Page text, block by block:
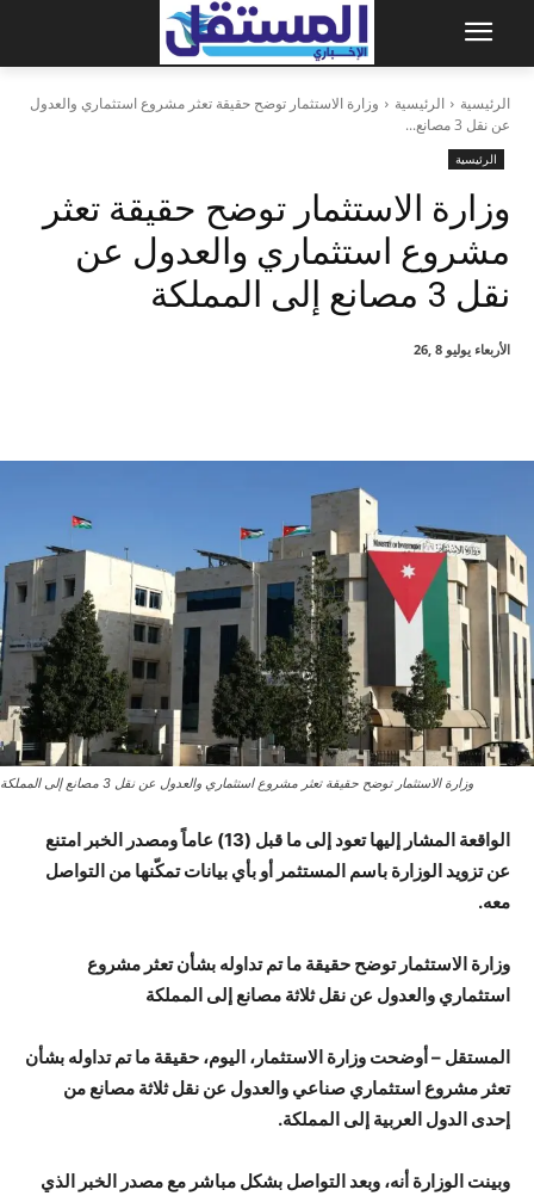
الرئيسية الرئيسية
وزارة الاستثمار توضح حقيقة تعثر مشروع استثماري والعدول
عن نقل 3 مصانع...
الرئيسية
وزارة الاستثمار توضح حقيقة تعثر
مشروع استثماري والعدول عن
نقل 3 مصانع إلى المملكة
الأربعاء يوليو 8 ,26
وزارة الاستثمار توضح حقيقة تعثر مشروع استثماري والعدول عن نقل 3 مصانع إلى المملكة
الواقعة المشار إليها تعود إلى ما قبل (13) عاماً ومصدر الخبر امتنع
عن تزويد الوزارة باسم المستثمر أو بأي بيانات تمكّنها من التواصل
معه.
وزارة الاستثمار توضح حقيقة ما تم تداوله بشأن تعثر مشروع
استثماري والعدول عن نقل ثلاثة مصانع إلى المملكة
المستقل – أوضحت وزارة الاستثمار، اليوم، حقيقة ما تم تداوله بشأن
تعثر مشروع استثماري صناعي والعدول عن نقل ثلاثة مصانع من
إحدى الدول العربية إلى المملكة.
وبينت الوزارة أنه، وبعد التواصل بشكل مباشر مع مصدر الخبر الذي